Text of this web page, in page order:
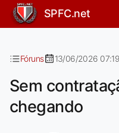
Sem SPFC.net
Fóruns 13/06/2026
Sem
chegando